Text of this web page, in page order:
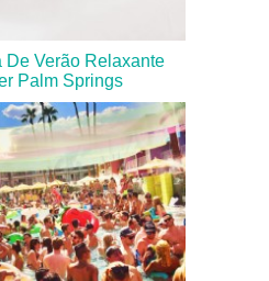
De Verão Relaxante
Palm Springs